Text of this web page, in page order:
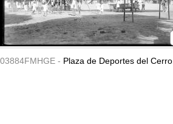
03884FMHGE - Plaza de Deportes del Cerro.